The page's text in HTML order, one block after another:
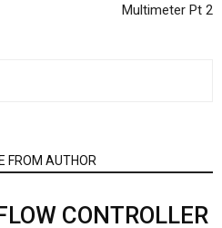
Multimeter Pt 2
FROM AUTHOR
CONTROLLER